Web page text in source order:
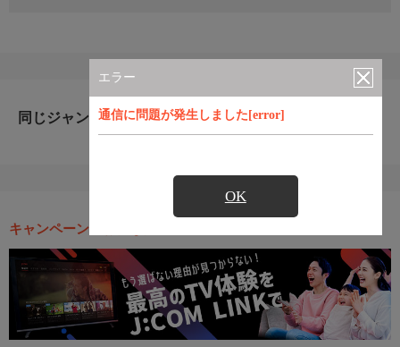
エラー
通信に問題が発生しました[error]
OK
同じジャンルのおすすめ番組
キャンペーン・お得な情報